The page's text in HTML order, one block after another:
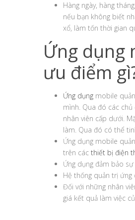
Hàng ngày, hàng
nếu bạn không biết
xổ, làm tốn thời gian
Ứng dụng
ưu điểm
Ứng dụng mobile
mình. Qua đó các
nhân viên cấp dưới.
làm. Qua đó có thể
Ứng dụng mobile
trên các thiết bị điện
Ứng dụng đảm bảo
Hệ thống quản trị
Đối với những nhân
giá kết quả làm việc